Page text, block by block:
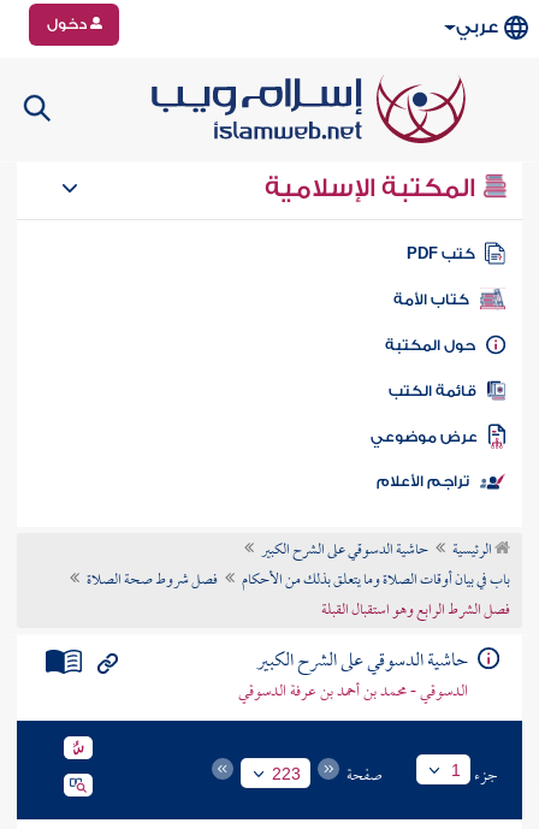
عربي دخول
المكتبة الإسلامية
كتب PDF
كتاب الأمة
المكتبة
الكتب
موضوعي
تراجم الأعلام
الرئيسية
حاشية الدسوقي على الشرح الكبير
باب في بيان أوقات الصلاة وما يتعلق بذلك من الأحكام
فصل شروط صحة الصلاة
فصل الشرط الرابع وهو استقبال القبلة
حاشية الدسوقي على الشرح الكبير
الدسوقي - محمد بن أحمد بن عرفة الدسوقي
جزء 1 صفحة 223